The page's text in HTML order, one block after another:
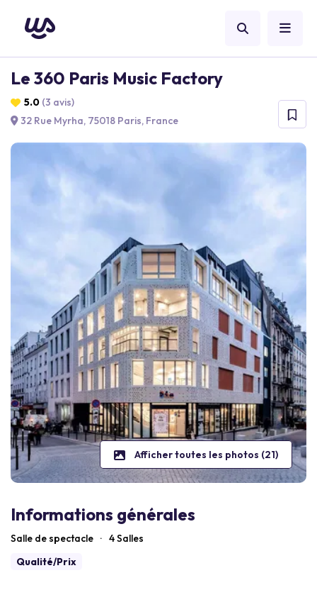
Le 360 Paris Music Factory
5.0 (3 avis)
32 Rue Myrha, 75018 Paris, France
Afficher toutes les photos (21)
Informations générales
Salle de spectacle · 4 Salles
Qualité/Prix